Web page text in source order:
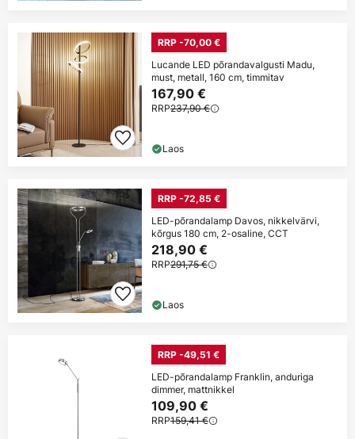
RRP -70,00 €
Lucande LED põrandavalgusti Madu,
must, metall, 160 cm, timmitav
167,90 €
RRP237,90 €
Laos
RRP -72,85 €
LED-põrandalamp Davos, nikkelvärvi,
kõrgus 180 cm, 2-osaline, CCT
218,90 €
RRP291,75 €
Laos
RRP -49,51 €
LED-põrandalamp Franklin, anduriga
dimmer, mattnikkel
109,90 €
RRP159,41 €